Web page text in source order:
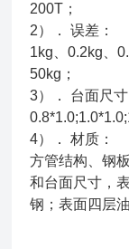
200T；
2）． 误差：
1kg、0.2kg、
50kg；
3）． 台面尺寸
4）． 材质：
方管结构、钢
和台面尺寸，
钢；表面四层